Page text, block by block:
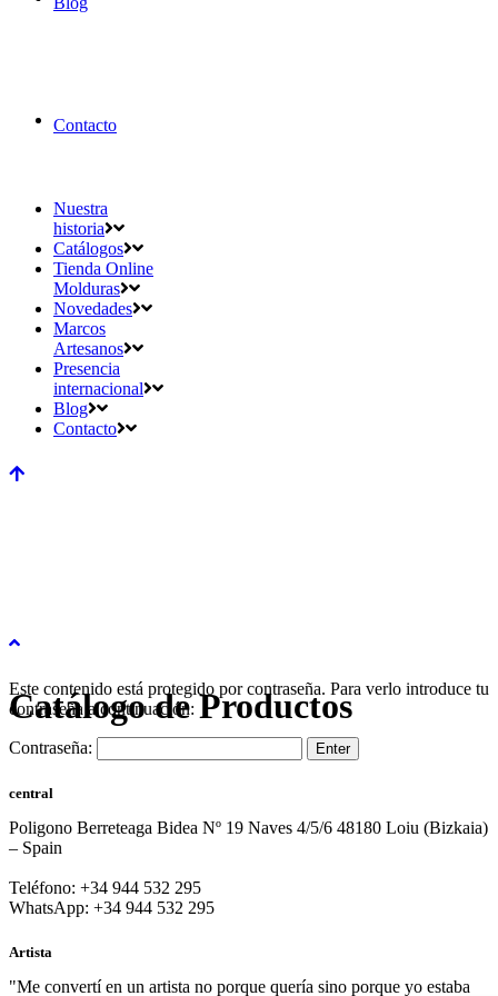
Contacto
Nuestra
historia
Catálogos
Tienda Online
Molduras
Novedades
Marcos
Artesanos
Presencia
internacional
Blog
Contacto
Catálogo de Productos
Este contenido está protegido por contraseña. Para verlo introduce tu
contraseña a continuación:
Contraseña:
central
Poligono Berreteaga Bidea Nº 19 Naves 4/5/6 48180 Loiu (Bizkaia)
– Spain
Teléfono: +34 944 532 295
WhatsApp: +34 944 532 295
Artista
"Me convertí en un artista no porque quería sino porque yo estaba